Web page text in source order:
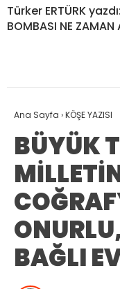
Türker ERTÜRK
BOMBASI NE ZAMAN
Ana Sayfa ›KÖŞE YAZISI
BÜYÜK
BAĞLI